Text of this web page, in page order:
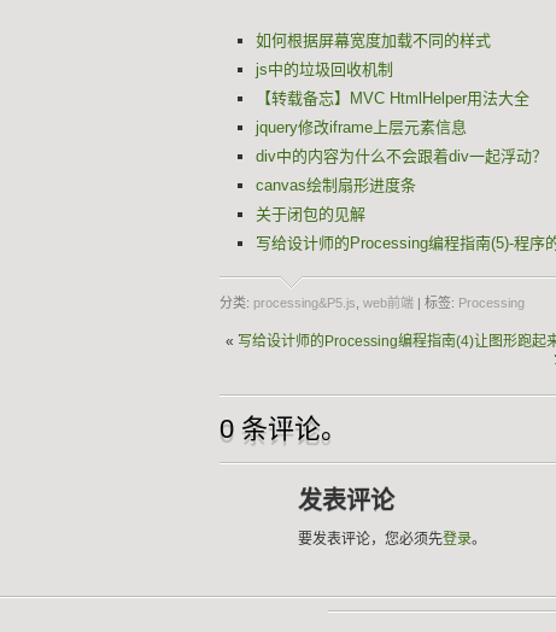
如何根据屏幕宽度加载不同的样式
js中的垃圾回收机制
【转载备忘】MVC HtmlHelper用法大全
jquery修改iframe上层元素信息
div中的内容为什么不会跟着div一起浮动？
canvas绘制扇形进度条
关于闭包的见解
写给设计师的Processing编程指南(5)-程序
分类: processing&P5.js web前端 | 标签: Processing
« 写给设计师的Processing编程指南(4)让图形跑起
0 条评论。
发表评论
要发表评论，您必须先登录。